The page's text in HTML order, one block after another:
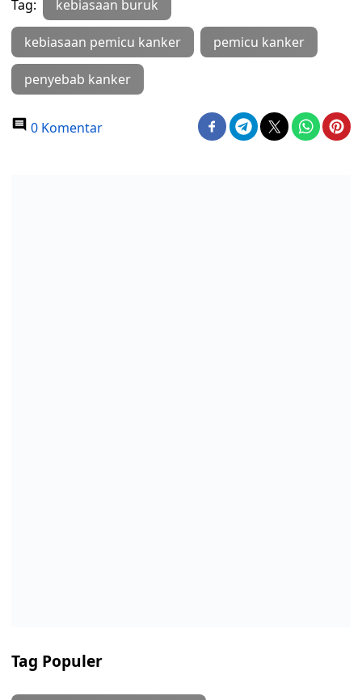
Tag: kebiasaan buruk
kebiasaan pemicu kanker pemicu kanker
penyebab kanker
0 Komentar
Tag Populer